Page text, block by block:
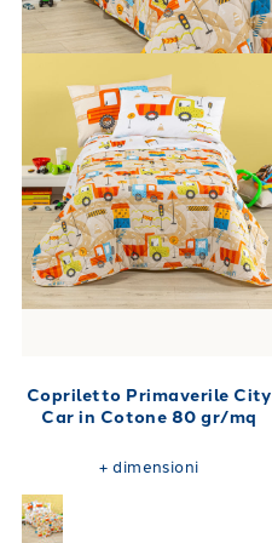
Copriletto Primaverile City
Car in Cotone 80 gr/mq
+dimensioni